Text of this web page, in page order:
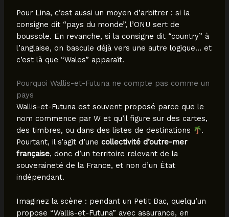
Pour Lina, c’est aussi un moyen d’arbitrer : si la
consigne dit “pays du monde”, l’ONU sert de
boussole. En revanche, si la consigne dit “country” à
l’anglaise, on bascule déjà vers une autre logique… et
c’est là que “Wales” apparaît.
Pourquoi Wallis-et-Futuna ne compte pas comme un
pays
Wallis-et-Futuna est souvent proposé parce que le
nom commence par W et qu’il figure sur des cartes,
des timbres, ou dans des listes de destinations
.
Pourtant, il s’agit d’une collectivité d’outre-mer
française, donc d’un territoire relevant de la
souveraineté de la France, et non d’un État
indépendant.
Imaginez la scène : pendant un Petit Bac, quelqu’un
propose “Wallis-et-Futuna” avec assurance, en